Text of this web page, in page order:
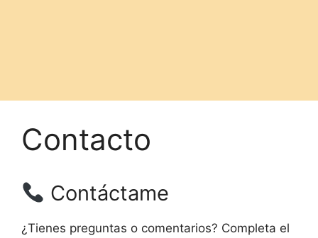
Contacto
Contáctame
¿Tienes preguntas o comentarios? Completa el